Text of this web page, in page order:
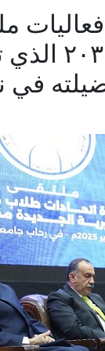
الجمهورية
في